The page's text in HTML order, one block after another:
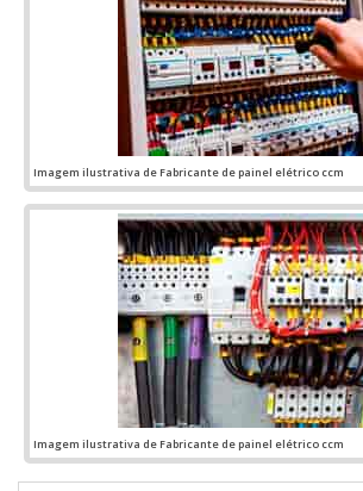
realizadas as atividades e
engenharia e projetos com
diversos tipos de serviços, tudo para
tenha montagem de quadros elétricos
assertividade.Há muitas maneiras
companhia demonstrar competência,
em sua área de atuação. A Jumper
mostra referência por ter:
Atendimento personalizado; Preço
NR35, ASO E SEP ministrados para
perder o foco em montagem de
barramento, na essência da empresa, a
pelos produtos e serviços com ótima
custo-benefício, detalhes primordiais
lado por muitas empresas que não
cliente.Esses e outros motivos são a
Jumper Soluções Industriais é uma
segurança quando tratamos do
eletromecânicas e instalações elétricas. O
o que existe de melhor do mercado para
dos clientes.GARANTIA E
Imagem ilustrativa de Fabricante de painel elétrico ccm
Imagem ilustrativa de Fabricante de painel elétrico ccm